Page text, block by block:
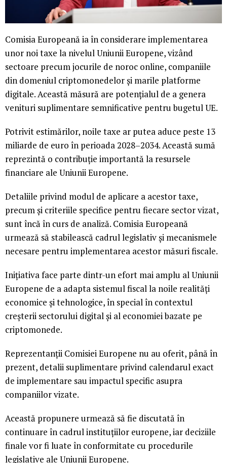
Comisia Europeană ia în considerare implementarea
unor noi taxe la nivelul Uniunii Europene, vizând
sectoare precum jocurile de noroc online, companiile
din domeniul criptomonedelor și marile platforme
digitale. Această măsură are potențialul de a genera
venituri suplimentare semnificative pentru bugetul UE.
Potrivit estimărilor, noile taxe ar putea aduce peste 13
miliarde de euro în perioada 2028–2034. Această sumă
reprezintă o contribuție importantă la resursele
financiare ale Uniunii Europene.
Detaliile privind modul de aplicare a acestor taxe,
precum și criteriile specifice pentru fiecare sector vizat,
sunt încă în curs de analiză. Comisia Europeană
urmează să stabilească cadrul legislativ și mecanismele
necesare pentru implementarea acestor măsuri fiscale.
Inițiativa face parte dintr-un efort mai amplu al Uniunii
Europene de a adapta sistemul fiscal la noile realități
economice și tehnologice, în special în contextul
creșterii sectorului digital și al economiei bazate pe
criptomonede.
Reprezentanții Comisiei Europene nu au oferit, până în
prezent, detalii suplimentare privind calendarul exact
de implementare sau impactul specific asupra
companiilor vizate.
Această propunere urmează să fie discutată în
continuare în cadrul instituțiilor europene, iar deciziile
finale vor fi luate în conformitate cu procedurile
legislative ale Uniunii Europene.